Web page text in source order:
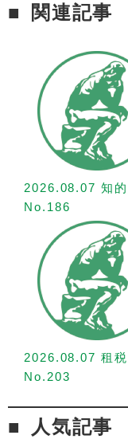
関連記事
2026.08.07 知
No.186
2026.08.07 租
No.203
人気記事